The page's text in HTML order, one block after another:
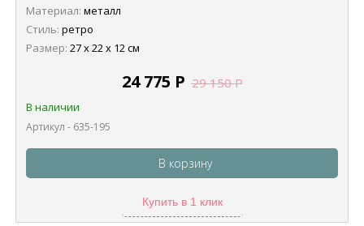
Материал: металл
Стиль: ретро
Размер: 27 х 22 х 12 см
24 775 Р 29 150Р
В наличии
Артикул - 635-195
В корзину
Купить в 1 клик